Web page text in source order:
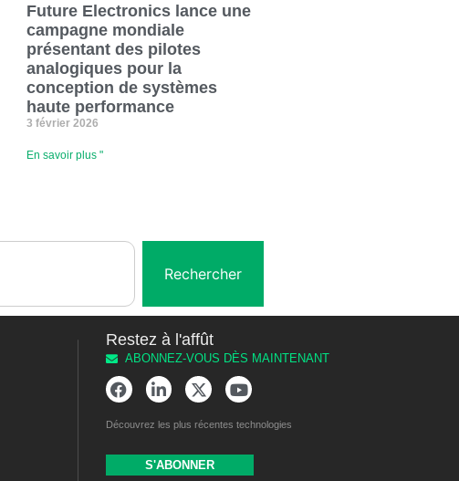
Future Electronics lance une
campagne mondiale
présentant des pilotes
analogiques pour la
conception de systèmes
haute performance
3 février 2026
En savoir plus "
Rechercher
Restez à l'affût
ABONNEZ-VOUS DÈS MAINTENANT
Découvrez les plus récentes technologies
S'ABONNER